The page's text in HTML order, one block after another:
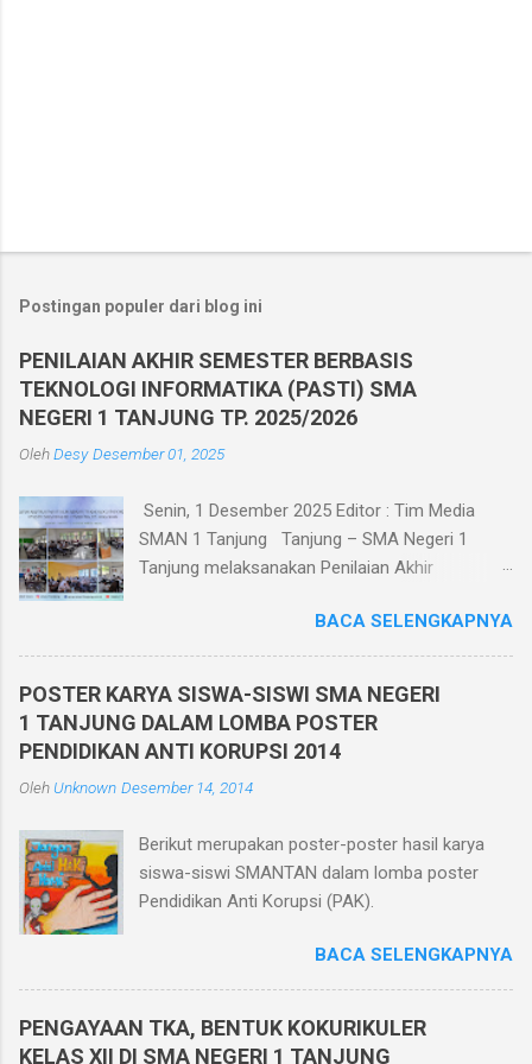
Postingan populer dari blog ini
PENILAIAN AKHIR SEMESTER BERBASIS
TEKNOLOGI INFORMATIKA (PASTI) SMA
NEGERI 1 TANJUNG TP. 2025/2026
OlehDesy Desember 01, 2025
Senin, 1 Desember 2025 Editor : Tim Media
SMAN 1 Tanjung Tanjung – SMA Negeri 1
Tanjung melaksanakan Penilaian Akhir
teknologi informatika pada tanggal 1 - 6
Desember 2025. Penilaian Akhir Semester
Berbasis Teknologi Informatika ini diikuti oleh
seluruh siswa kelas X, XI, dan XII di kelasnya
masing-masing yang berjumlah 30 ruang.
Teknologi Informatika ini dilaksanakan dalam
peserta ujian menggunakan HP. Dan bagi siswa
yang tidak memiliki HP sekolah memfasilitasi
dengan menggunakan komputer di ruang
Penilaian Akhir Semester berbasis teknologi
informatika memiliki beberapa keunggulan
diantaranya efisiensi biaya karena menghemat
kertas, tidak perlu mencetak/menggandakan
BACA SELENGKAPNYA
POSTER KARYA SISWA-SISWI SMA NEGERI
1 TANJUNG DALAM LOMBA POSTER
PENDIDIKAN ANTI KORUPSI 2014
OlehUnknown Desember 14, 2014
Berikut merupakan poster-poster hasil karya
siswa-siswi SMANTAN dalam lomba poster
Pendidikan Anti Korupsi (PAK).
BACA SELENGKAPNYA
PENGAYAAN TKA, BENTUK KOKURIKULER
KELAS XII DI SMA NEGERI 1 TANJUNG